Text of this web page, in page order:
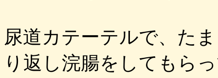
尿道カテーテルで、た
り返し浣腸をしてもら